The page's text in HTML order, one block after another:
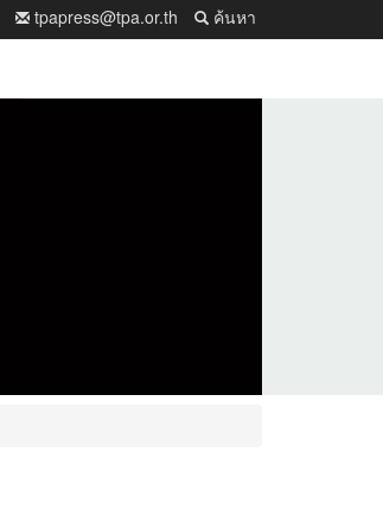
tpapress@tpa.or.th ค้นหา